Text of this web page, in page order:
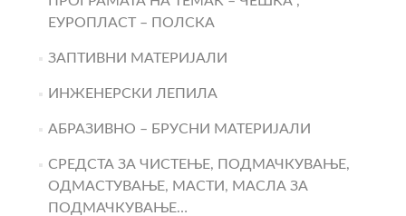
ЕУРОПЛАСТ – ПОЛСКА
ЗАПТИВНИ МАТЕРИЈАЛИ
ИНЖЕНЕРСКИ ЛЕПИЛА
АБРАЗИВНО – БРУСНИ МАТЕРИЈАЛИ
СРЕДСТА ЗА ЧИСТЕЊЕ, ПОДМАЧКУВАЊЕ,
ОДМАСТУВАЊЕ, МАСТИ, МАСЛА ЗА
ПОДМАЧКУВАЊЕ…